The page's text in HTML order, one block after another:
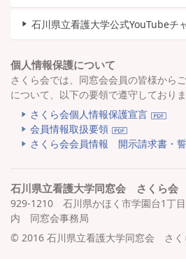
石川県立看護大学公式YouTubeチ
個人情報保護について
さくら会では、同窓会会員の皆様から
について、以下の要領で遵守しておりま
さくら会個人情報保護宣言
会員情報取扱要領
さくら会会員情報 開示請求書・
石川県立看護大学同窓会 さくら会
929-1210 石川県かほく市学園台1丁
内 同窓会事務局
© 2016 石川県立看護大学同窓会 さく